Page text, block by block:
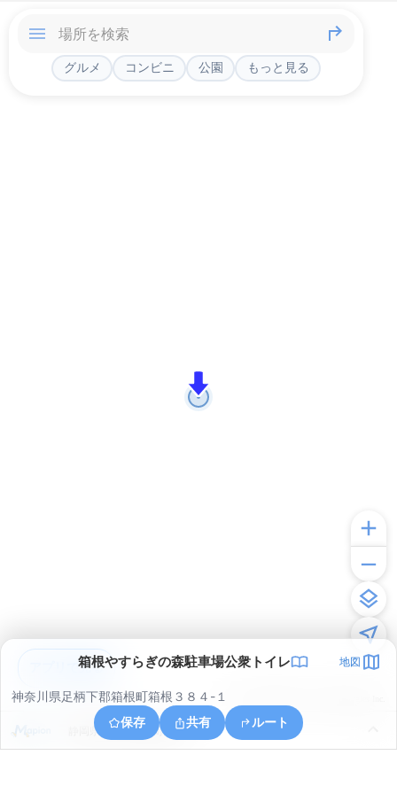
グルメ コンビニ 公園 もっと見る
箱根やすらぎの森駐車場公衆トイレ 地図
神奈川県足柄下郡箱根町箱根３８４-１
保存
共有 ルート
静岡県田方郡函南町桑原
アプリで見る